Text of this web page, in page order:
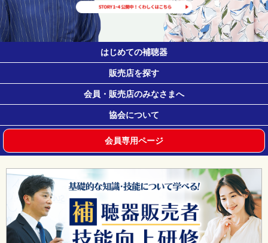
はじめての補聴器
販売店を探す
会員・販売店のみなさまへ
協会について
会員専用ページ